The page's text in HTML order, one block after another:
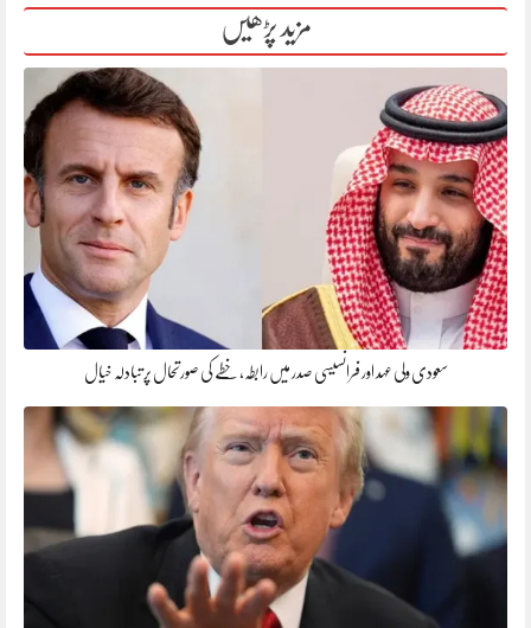
مزید پڑھیں
سعودی ولی عہد اور فرانسیسی صدر میں رابطہ، خطے کی صورتحال پر تبادلہ خیال